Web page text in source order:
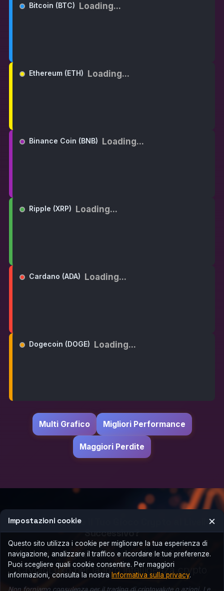
Bitcoin (BTC) Loading...
Ethereum (ETH) Loading...
Binance Coin (BNB) Loading...
Ripple (XRP) Loading...
Cardano (ADA) Loading...
Dogecoin (DOGE) Loading...
Multi Grafico Migliori Performance
Maggiori Perdite
Pronto a Portare il Tuo Gioco Crypto al Livello
Successivo?
Unisciti a migliaia di trader che si fidano di
CryptoLuxo per la loro intelligenza crypto
Impostazioni cookie ×
Questo sito utilizza i cookie per migliorare la tua esperienza di
navigazione, analizzare il traffico e ricordare le tue preferenze.
Puoi scegliere quali cookie consentire. Per maggiori
informazioni, consulta la nostra Informativa sulla privacy.
Non forniamo consulenza per il trading di criptovalute o azioni. Le